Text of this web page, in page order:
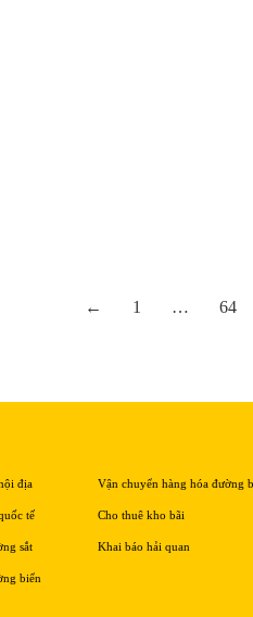
← 1 … 64
địa
tế
sắt
biển
Vận chuyển hàng hóa đường
Cho thuê kho bãi
Khai báo hải quan